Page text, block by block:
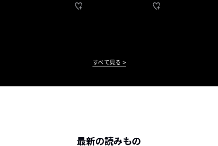
すべて見る
最新の読みもの